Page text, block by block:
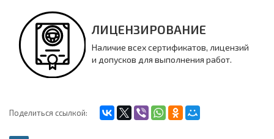
ЛИЦЕНЗИРОВАНИЕ
Наличие всех сертификатов, лицензий
и допусков для выполнения работ.
Поделиться ссылкой: